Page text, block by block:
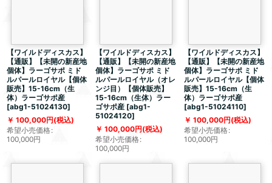
【ワイルドディスカス】
【通販】【未開の新産地
個体】ラーゴサポ ミド
ルパールロイヤル【個体
販売】15-16cm（生
体）ラーゴサポ産
[abg1-51024130]
100,000円(税込)
希望小売価格:
100,000円
【ワイルドディスカス】
【通販】【未開の新産地
個体】ラーゴサポ ミド
ルパールロイヤル（オレ
ンジ目）【個体販売】
15-16cm（生体）ラー
ゴサポ産 [abg1-
51024120]
100,000円(税込)
希望小売価格:
100,000円
【ワイルドディスカス】
【通販】【未開の新産地
個体】ラーゴサポ ミド
ルパールロイヤル【個体
販売】15-16cm（生
体）ラーゴサポ産
[abg1-51024110]
100,000円(税込)
希望小売価格:
100,000円